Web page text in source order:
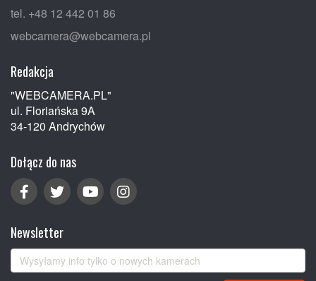
tel. +48 12 442 01 86
webcamera@webcamera.pl
Redakcja
"WEBCAMERA.PL"
ul. Floriańska 9A
34-120 Andrychów
Dołącz do nas
Newsletter